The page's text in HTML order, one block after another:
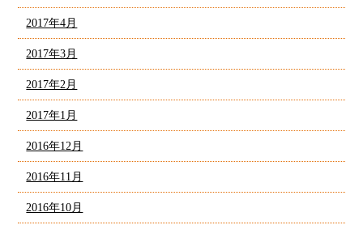
2017年4月
2017年3月
2017年2月
2017年1月
2016年12月
2016年11月
2016年10月